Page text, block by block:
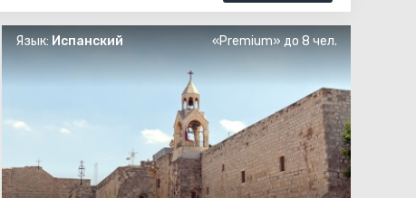
Язык: Испанский «Premium» до 8 чел.